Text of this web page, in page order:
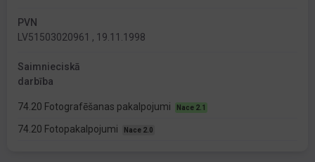
PVN
LV51503020961 , 19.11.1998
Saimnieciskā
darbība
74.20 Fotografēšanas pakalpojumi Nace 2.1
74.20 Fotopakalpojumi Nace 2.0